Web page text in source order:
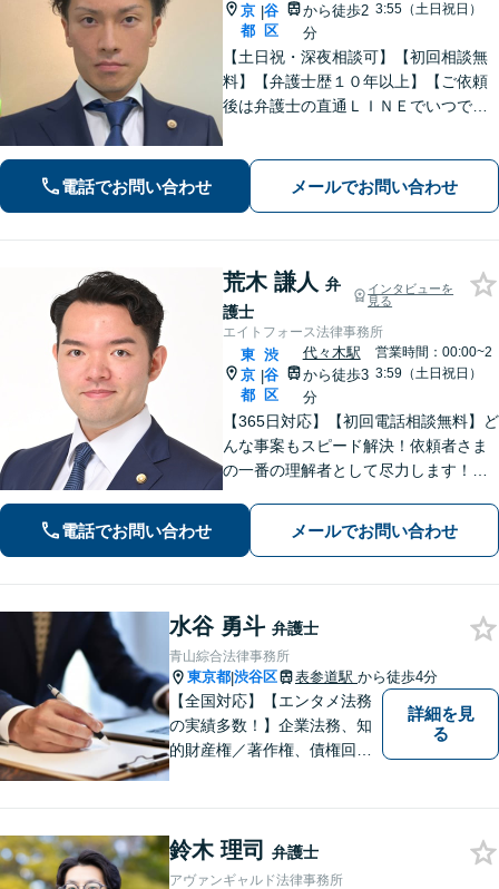
京
都
|谷
区
から徒歩2
分
3:55（土日祝日）
【土日祝・深夜相談可】【初回相談無
料】【弁護士歴１０年以上】【ご依頼
後は弁護士の直通ＬＩＮＥでいつでも
ワークトラブルに注力】
電話でお問い合わせ メールでお問い合わせ
荒木 謙人 弁
護士
インタビューを
見る
エイトフォース法律事務所
東
京
都
|
渋
谷
区
代々木駅
から徒歩3
分
営業時間：00:00~2
3:59（土日祝日）
【365日対応】【初回電話相談無料】ど
んな事案もスピード解決！依頼者さま
の一番の理解者として尽力します！注
題／インターネット／男女問題／相続
／債権回収／不動産／企業法務など
電話でお問い合わせ メールでお問い合わせ
水谷 勇斗 弁護士
青山綜合法律事務所
東京都|渋谷区 表参道駅 から徒歩4分
【全国対応】【エンタメ法務
の実績多数！】企業法務、知
的財産権／著作権、債権回収
ガルサービスをお届けしま
す。
詳細を見
る
鈴木 理司 弁護士
アヴァンギャルド法律事務所